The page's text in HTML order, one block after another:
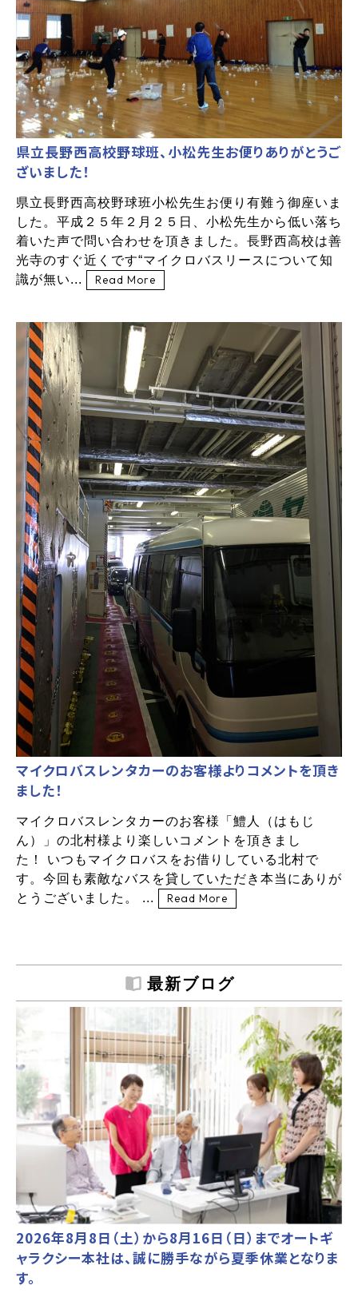
県立長野西高校野球班、小松先生お便りありがとうご
ざいました！
県立長野西高校野球班小松先生お便り有難う御座いま
した。平成２５年２月２５日、小松先生から低い落ち
着いた声で問い合わせを頂きました。長野西高校は善
光寺のすぐ近くです“マイクロバスリースについて知
識が無い...
Read More
マイクロバスレンタカーのお客様よりコメントを頂き
ました！
マイクロバスレンタカーのお客様「鱧人（はもじ
ん）」の北村様より楽しいコメントを頂きまし
た！ いつもマイクロバスをお借りしている北村で
す。今回も素敵なバスを貸していただき本当にありが
とうございました。 ...
Read More
最新ブログ
2026年8月8日（土）から8月16日（日）までオートギ
ャラクシー本社は、誠に勝手ながら夏季休業となりま
す。